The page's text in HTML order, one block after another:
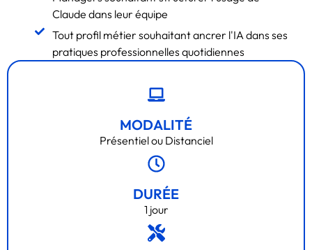
Claude dans leur équipe
Tout profil métier souhaitant ancrer l'IA dans ses
pratiques professionnelles quotidiennes
MODALITÉ
Présentiel ou Distanciel
DURÉE
1 jour